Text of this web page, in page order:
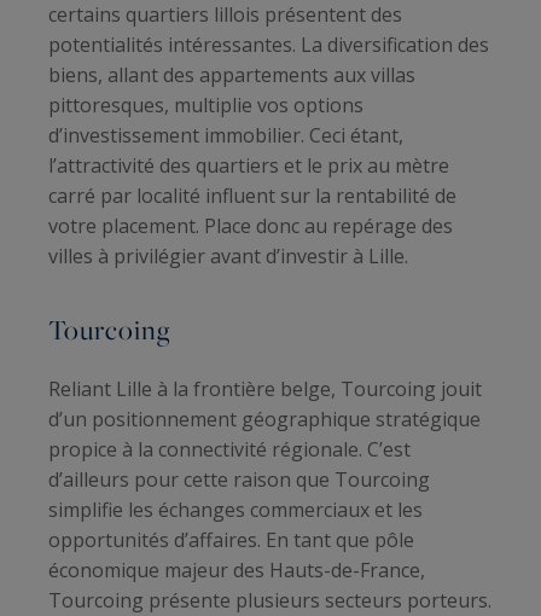
certains quartiers lillois présentent des
potentialités intéressantes. La diversification des
biens, allant des appartements aux villas
pittoresques, multiplie vos options
d’investissement immobilier. Ceci étant,
l’attractivité des quartiers et le prix au mètre
carré par localité influent sur la rentabilité de
votre placement. Place donc au repérage des
villes à privilégier avant d’investir à Lille.
Tourcoing
Reliant Lille à la frontière belge, Tourcoing jouit
d’un positionnement géographique stratégique
propice à la connectivité régionale. C’est
d’ailleurs pour cette raison que Tourcoing
simplifie les échanges commerciaux et les
opportunités d’affaires. En tant que pôle
économique majeur des Hauts-de-France,
Tourcoing présente plusieurs secteurs porteurs.